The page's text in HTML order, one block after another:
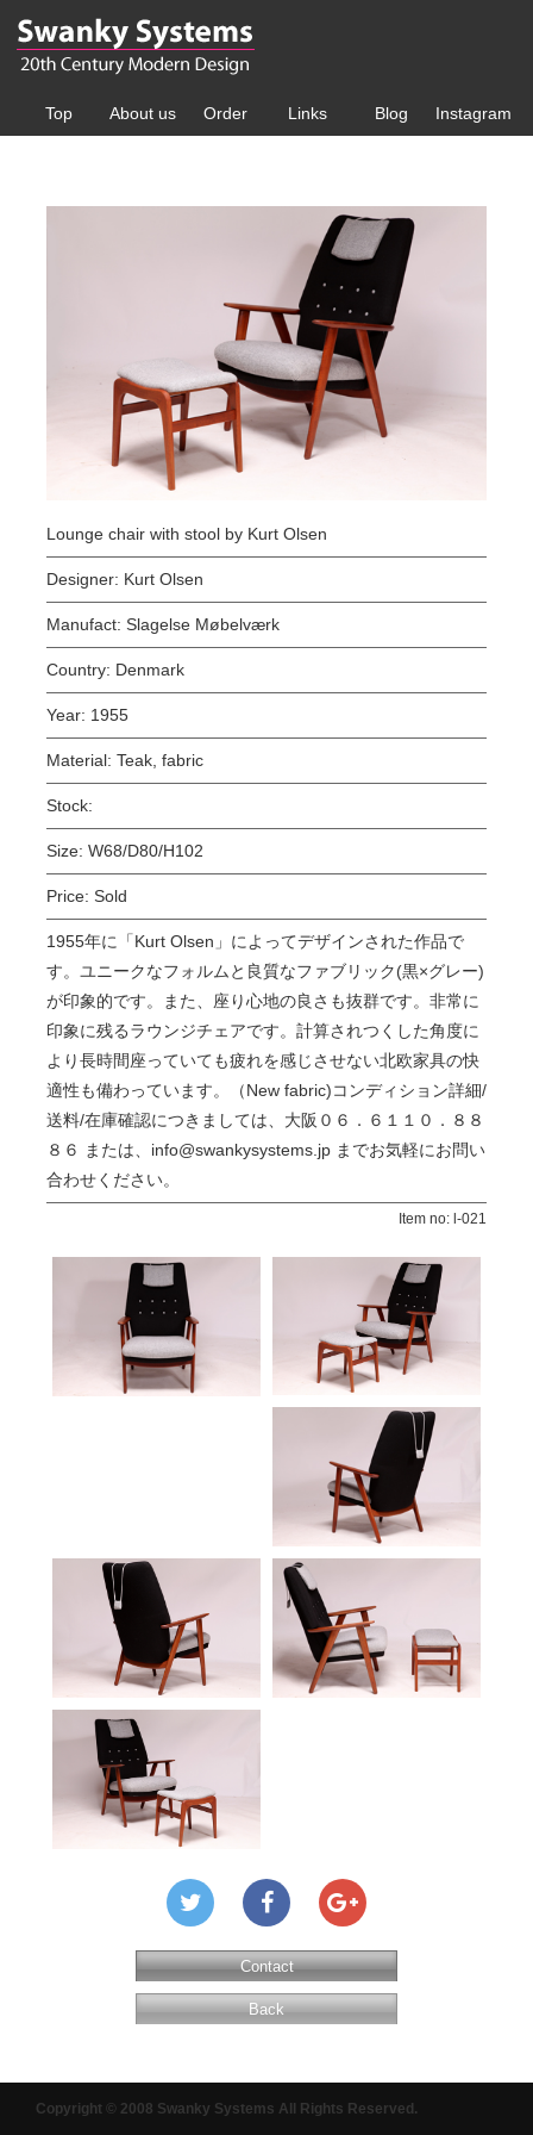
Top About us Order Links Blog Instagram
Lounge chair with stool by Kurt Olsen
Designer: Kurt Olsen
Manufact: Slagelse Møbelværk
Country: Denmark
Year: 1955
Material: Teak, fabric
Stock:
Size: W68/D80/H102
Price: Sold
1955年に「Kurt Olsen」によってデザインされた作品で
す。ユニークなフォルムと良質なファブリック(黒×グレー)
が印象的です。また、座り心地の良さも抜群です。非常に
印象に残るラウンジチェアです。計算されつくした角度に
より長時間座っていても疲れを感じさせない北欧家具の快
適性も備わっています。（New fabric)コンディション詳細/
送料/在庫確認につきましては、大阪０６．６１１０．８８
８６ または、info@swankysystems.jp までお気軽にお問い
合わせください。
Item no: l-021
Contact
Back
Copyright © 2008 Swanky Systems All Rights Reserved.